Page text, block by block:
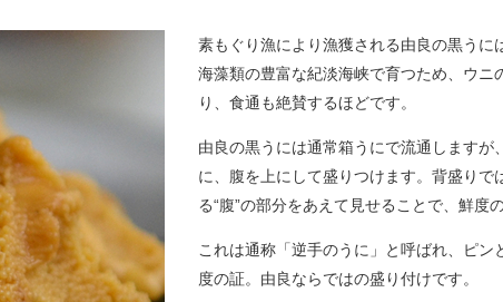
素もぐり漁により漁獲される由良の黒うに
海藻類の豊富な紀淡海峡で育つため、ウニ
り、食通も絶賛するほどです。
由良の黒うには通常箱うにで流通しますが
に、腹を上にして盛りつけます。背盛りで
る“腹”の部分をあえて見せることで、鮮度
これは通称「逆手のうに」と呼ばれ、ピン
度の証。由良ならではの盛り付けです。